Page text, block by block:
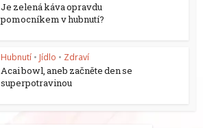
Je zelená káva opravdu
pomocníkem v hubnutí?
Hubnutí • Jídlo • Zdraví
Acai bowl, aneb začněte den se
superpotravinou